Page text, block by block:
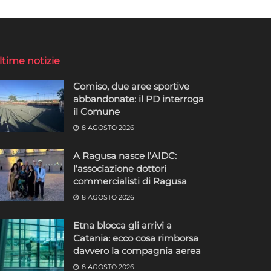
notizie
Comiso, due aree sportive
abbandonate: il PD interroga
il Comune
8 AGOSTO 2026
A Ragusa nasce l’AIDC:
l’associazione dottori
commercialisti di Ragusa
8 AGOSTO 2026
Etna blocca gli arrivi a
Catania: ecco cosa rimborsa
davvero la compagnia aerea
8 AGOSTO 2026